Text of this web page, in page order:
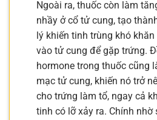
Ngoài ra, thuốc còn làm
nhầy ở cổ tử cung, tạo
lý khiến tinh trùng khó
vào tử cung để gặp trứng.
hormone trong thuốc cũng
mạc tử cung, khiến nó trở
cho trứng làm tổ, ngay cả
tinh có lỡ xảy ra. Chính nhờ